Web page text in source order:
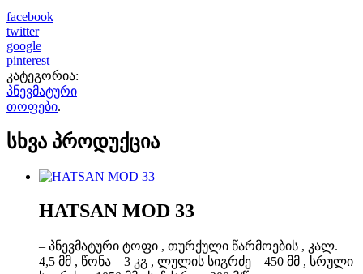
facebook
twitter
google
pinterest
კატეგორია:
პნევმატური
თოფები.
სხვა პროდუქცია
HATSAN MOD 33
– პნევმატური ტოფი , თურქული წარმოების , კალ.
4,5 მმ , წონა – 3 კგ , ლულის სიგრძე – 450 მმ , სრული